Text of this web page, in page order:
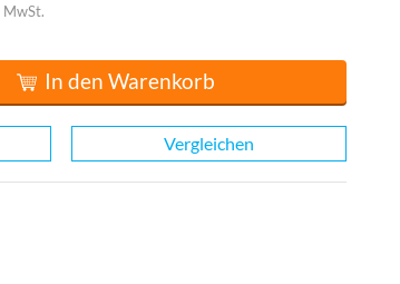
MwSt.
In den Warenkorb
Vergleichen